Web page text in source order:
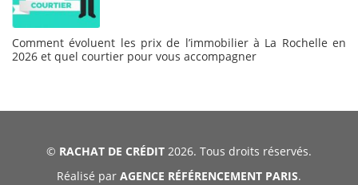
Comment évoluent les prix de l’immobilier à La Rochelle en
2026 et quel courtier pour vous accompagner
© RACHAT DE CRÉDIT 2026. Tous droits réservés.
Réalisé par AGENCE RÉFÉRENCEMENT PARIS.